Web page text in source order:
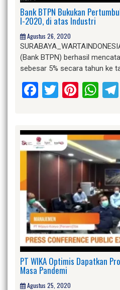
Bank BTPN Bukukan
I-2020, di atas Industri
Agustus 26, 2020
(Bank BTPN) berhasil
sebesar 5% secara tahun ke
Facebook
Twitter
PT WIKA Optimis Dapatkan
Masa Pandemi
Agustus 25, 2020